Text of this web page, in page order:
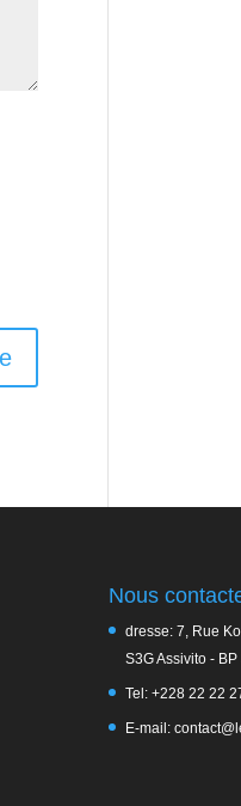
Nous
dresse: 7, Rue
S3G Assivito -
Tel: +228 22 22
E-mail: